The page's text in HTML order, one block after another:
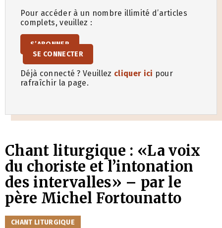
Pour accéder à un nombre illimité d’articles
complets, veuillez :
S’ABONNER
SE CONNECTER
Déjà connecté ? Veuillez cliquer ici pour
rafraîchir la page.
Chant liturgique : «La voix
du choriste et l’intonation
des intervalles» – par le
père Michel Fortounatto
CATÉGORIES
CHANT LITURGIQUE